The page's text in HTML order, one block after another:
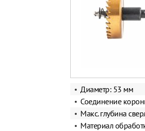
Диаметр: 53 мм
Соединение
Макс. глубина
Материал